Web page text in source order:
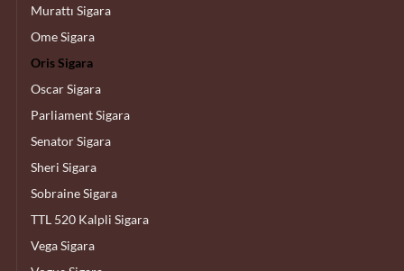
Murattı Sigara
Ome Sigara
Oris Sigara
Oscar Sigara
Parliament Sigara
Senator Sigara
Sheri Sigara
Sobraine Sigara
TTL 520 Kalpli Sigara
Vega Sigara